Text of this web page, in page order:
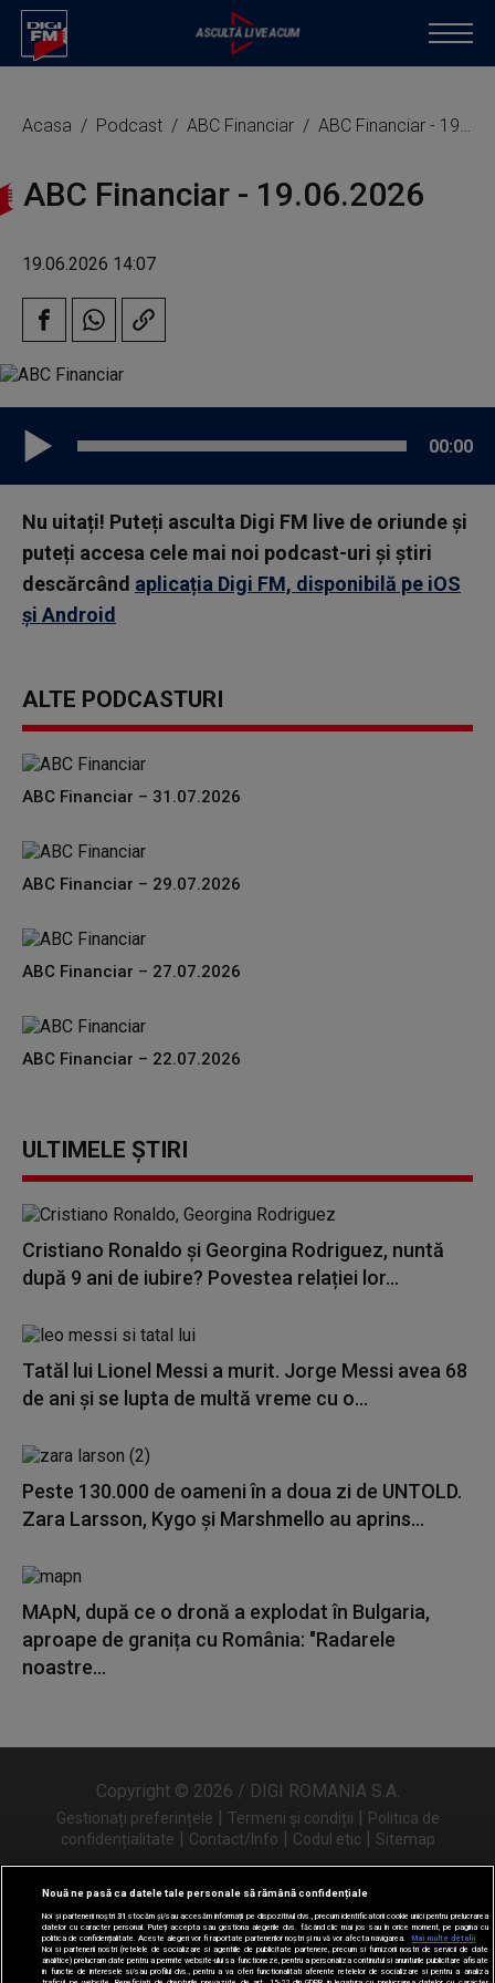
Acasa Podcast ABC Financiar ABC Financiar - 19.06.2026
ABC Financiar - 19.06.2026
19.06.2026 14:07
00:00
Nu uitați! Puteți asculta Digi FM live de oriunde și
puteți accesa cele mai noi podcast-uri și știri
descărcând aplicația Digi FM, disponibilă pe iOS
și Android
ALTE PODCASTURI
ABC Financiar – 31.07.2026
ABC Financiar – 29.07.2026
ABC Financiar – 27.07.2026
ABC Financiar – 22.07.2026
ULTIMELE ȘTIRI
Cristiano Ronaldo și Georgina Rodriguez, nuntă
după 9 ani de iubire? Povestea relației lor...
Tatăl lui Lionel Messi a murit. Jorge Messi avea 68
de ani și se lupta de multă vreme cu o...
Peste 130.000 de oameni în a doua zi de UNTOLD.
Zara Larsson, Kygo și Marshmello au aprins...
MApN, după ce o dronă a explodat în Bulgaria,
aproape de granița cu România: "Radarele
noastre...
Copyright © 2026 / DIGI ROMANIA S.A.
Gestionați preferințele | Termeni și condiții | Politica de
confidențialitate | Contact/Info | Codul etic | Sitemap
Urmărește-ne și pe
Nouă ne pasă ca datele tale personale să rămână confidențiale
Noi și partenerii noștri31 stocăm și/sau accesăm informații pe dispozitivul dvs., precum identificatorii cookie unici pentru prelucrarea
datelor cu caracter personal. Puteți accepta sau gestiona alegerile dvs. făcând clic mai jos sau în orice moment, pe pagina cu
politica de confidențialitate. Aceste alegeri vor fi raportate partenerilor noștri și nu vă vor afecta navigarea.
Mai multe detalii
Noi si partenerii nostri (retelele de socializare si agentiile de publicitate partenere, precum si furnizorii nostri de servicii de date
analitice) prelucram date pentru a permite website-ului sa functioneze, pentru a personaliza continutul si anunturile publicitare afisate
in functie de interesele si/sau profilul dvs., pentru a va oferi functionalitati aferente retelelor de socializare si pentru a analiza